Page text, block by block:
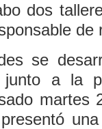
dos
se
junto a la
martes